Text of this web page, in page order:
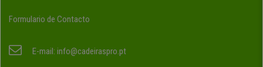
Formulario de Contacto
E-mail: info@cadeiraspro.pt